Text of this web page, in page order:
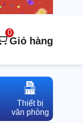
0
Giỏ hàng
Thiết bị
văn phòng